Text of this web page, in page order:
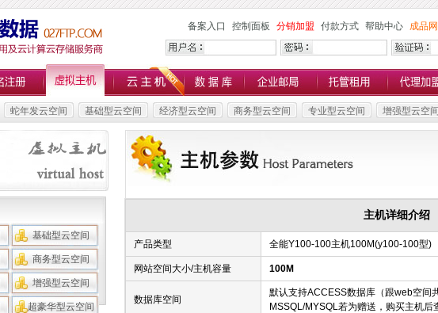
备案入口 控制面板 分销加盟 付款方式 帮助中心
成品
蛇年发云空间 基础型云空间 经济型云空间 商务型云空间 专业型云空间 增强型云空间
基础型云空间
商务型云空间
增强型云空间
超豪华型云空间
主机详细介绍
产品类型 全能Y100-100主机100M(y100-100型)
网站空间大小/主机容量 100M
数据库空间
默认支持ACCESS数据库（跟web空间
MSSQL/MYSQL若为赠送，购买主机